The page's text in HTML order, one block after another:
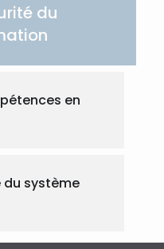
du
en
du système